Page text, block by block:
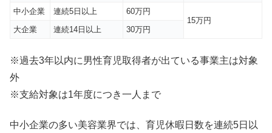
中小企業
連続5日以上
60万円
15万円
大企業
連続14日以上 30万円
※過去3年以内に男性育児取得者が出ている事業主は対象
外
※支給対象は1年度につき一人まで
中小企業の多い美容業界では、育児休暇日数を連続5日以